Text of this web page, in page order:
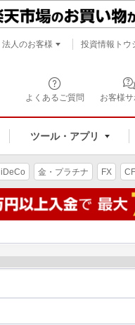
よくあるご質問 お客様サ
ツール・アプリ
法人のお客様 投資情報トウ
iDeCo 金・プラチナ FX